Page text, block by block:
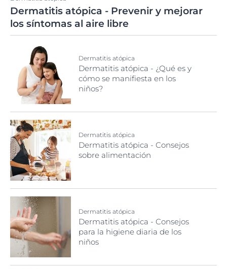
Dermatitis atópica - Prevenir y mejorar
los síntomas al aire libre
Dermatitis atópica
Dermatitis atópica - ¿Qué es y
cómo se manifiesta en los
niños?
Dermatitis atópica
Dermatitis atópica - Consejos
sobre alimentación
Dermatitis atópica
Dermatitis atópica - Consejos
para la higiene diaria de los
niños